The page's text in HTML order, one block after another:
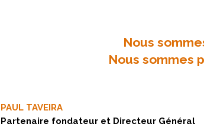
Nous
Nous sommes
PAUL TAVEIRA
Partenaire fondateur et Directeur Général